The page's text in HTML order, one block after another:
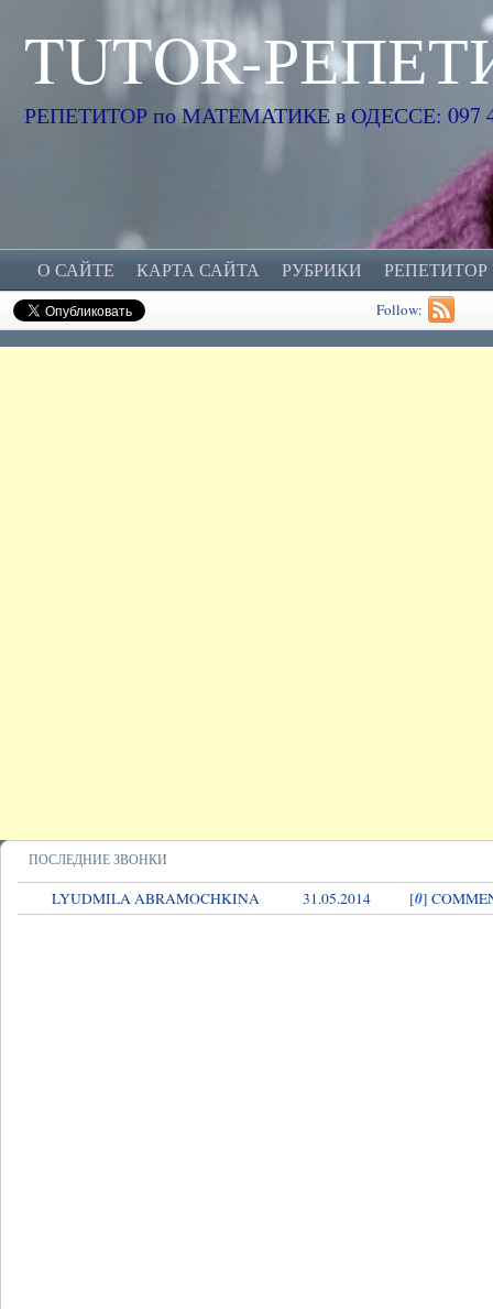
TUTOR-
РЕПЕТИТОР по МАТЕМАТИКЕ в ОДЕССЕ: 097
О САЙТЕ КАРТА САЙТА РУБРИКИ
Follow:
ПОСЛЕДНИЕ ЗВОНКИ
LYUDMILA ABRAMOCHKINA 31.05.2014 [0]